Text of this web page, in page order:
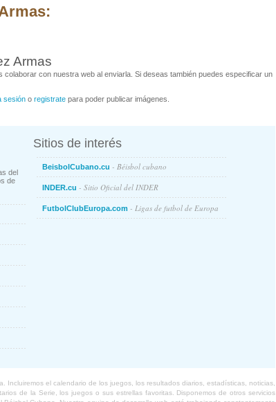
Armas
colaborar con nuestra web al enviarla. Si deseas también puedes especificar un
sesión o registrate para poder publicar imágenes.
del
de
Sitios de interés
BeisbolCubano.cu - Béisbol cubano
INDER.cu - Sitio Oficial del INDER
FutbolClubEuropa.com - Ligas de futbol de Europa
el calendario de los juegos, los resultados diarios, estadísticas, noticias,
de la Serie, los juegos o sus estrellas favoritas. Disponemos de otros servicios